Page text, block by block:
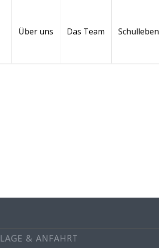
Über uns Das Team Schulleben
LAGE & ANFAHRT